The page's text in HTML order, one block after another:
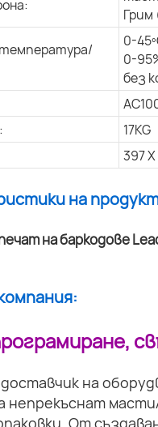
Грим
0-
0-
без
17KG
397
на
доставчик на
непрекъснат